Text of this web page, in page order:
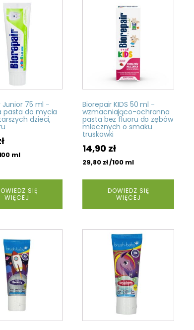
Junior 75 ml -
pasta do mycia
dzieci,
ml
SIĘ
WIĘCEJ
Biorepair KIDS 50 ml -
wzmacniająco-ochronna
pasta bez fluoru do zębów
mlecznych o smaku
truskawki
14,90 zł
29,80 zł/100 ml
DOWIEDZ SIĘ
WIĘCEJ